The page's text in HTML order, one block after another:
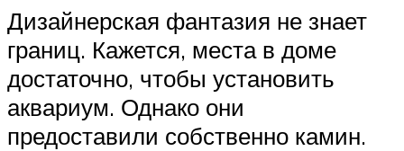
Дизайнерская фантазия не знает
границ. Кажется, места в доме
достаточно, чтобы установить
аквариум. Однако они
предоставили собственно камин.